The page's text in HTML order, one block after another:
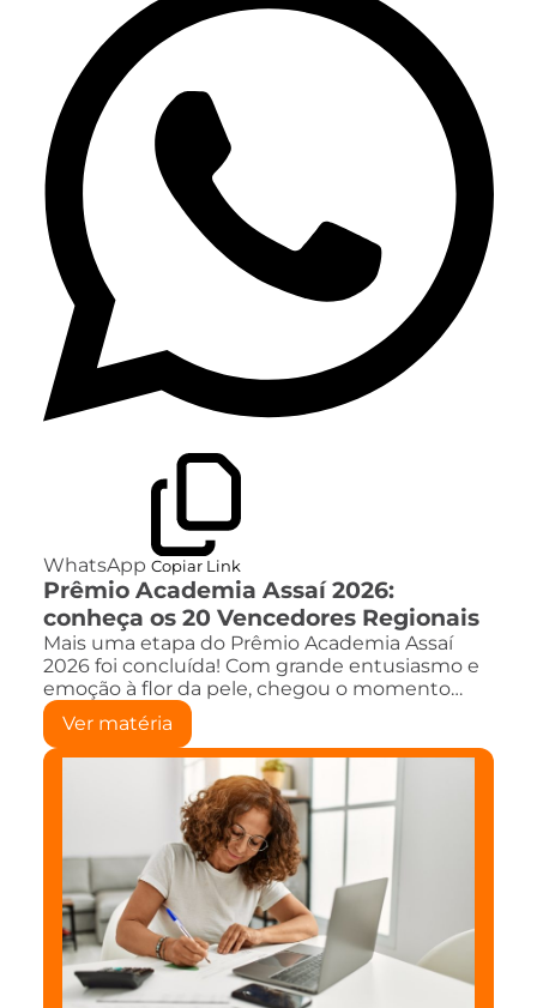
WhatsApp Copiar Link
Prêmio Academia Assaí 2026:
conheça os 20 Vencedores Regionais
Mais uma etapa do Prêmio Academia Assaí
2026 foi concluída! Com grande entusiasmo e
emoção à flor da pele, chegou o momento…
Ver matéria